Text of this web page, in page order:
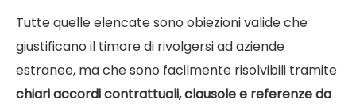
Tutte quelle elencate sono obiezioni valide che
giustificano il timore di rivolgersi ad aziende
estranee, ma che sono facilmente risolvibili tramite
chiari accordi contrattuali, clausole e referenze da